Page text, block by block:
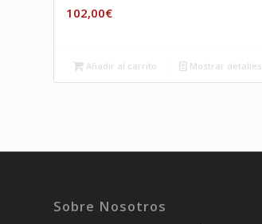
102,00€
Añadir al carrito Mostrar detalles
Sobre Nosotros